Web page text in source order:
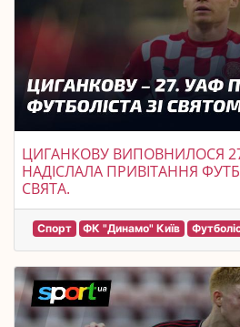
ЦИГАНКОВУ ВИПОВНИЛОСЯ
НАДІСЛАЛА ПРИВІТАННЯ
СВЯТА.
Спорт ФК "Динамо" Київ